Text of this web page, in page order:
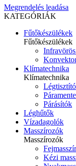
Megrendelés leadása
KATEGÓRIÁK
Fűtőkészülékek
Fűtőkészülékek
Klímatechnika
Klímatechnika
Párásítók
Léghűtők
Vízadagolók
Masszírozók
Masszírozók
Kézi